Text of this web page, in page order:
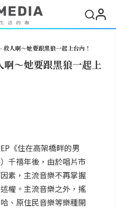
救人啊～她要跟黑狼一起上台內！
～她要跟黑狼一起上
《住在高架橋畔的男
千禧年後，由於唱片市
素，主流音樂不再掌握
權。主流音樂之外，搖
、原住民音樂等樂種開